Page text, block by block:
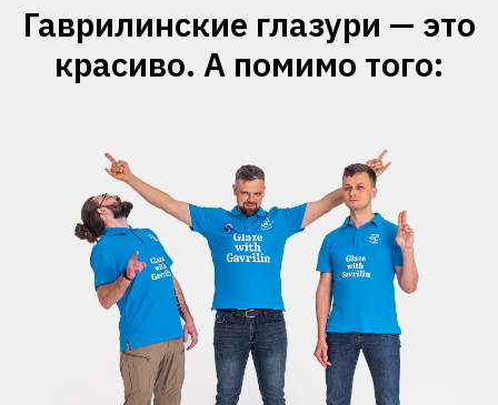
Гаврилинские глазури — это
красиво. А помимо того: